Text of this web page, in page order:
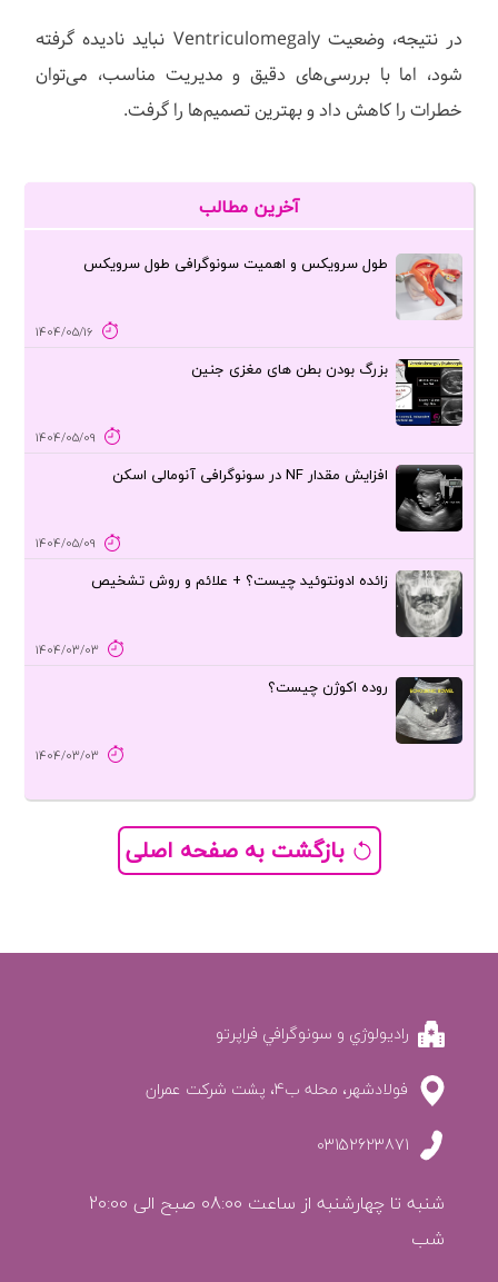
در نتیجه، وضعیت Ventriculomegaly نباید نادیده گرفته
شود، اما با بررسی‌های دقیق و مدیریت مناسب، می‌توان
خطرات را کاهش داد و بهترین تصمیم‌ها را گرفت.
آخرین مطالب
طول سرویکس و اهمیت سونوگرافی طول سرویکس
1404/05/16
بزرگ بودن بطن های مغزی جنین
1404/05/09
افزایش مقدار NF در سونوگرافی آنومالی اسکن
1404/05/09
زائده ادونتوئید چیست؟ + علائم و روش تشخیص
1404/03/03
روده اکوژن چیست؟
1404/03/03
بازگشت به صفحه اصلی
راديولوژي و سونوگرافي فراپرتو
فولادشهر، محله ب4، پشت شرکت عمران
03152623871